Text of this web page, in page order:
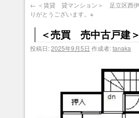
← ＜賃貸 貸マンション＞ 足立区西
りがとうございます。※
＜売買 売中古戸建
投稿日:2025年9月5日 作成者:tanaka